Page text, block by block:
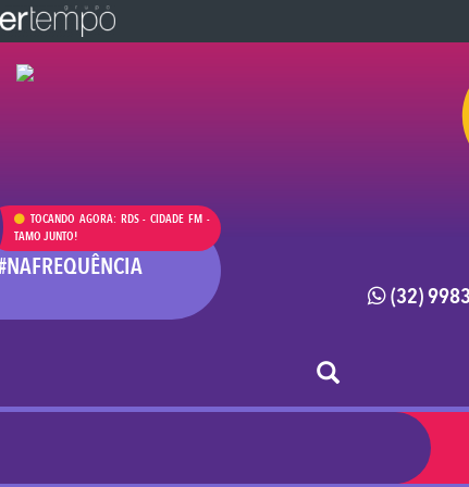
TOCANDO AGORA: RDS - CIDADE FM -
TAMO JUNTO!
(32)